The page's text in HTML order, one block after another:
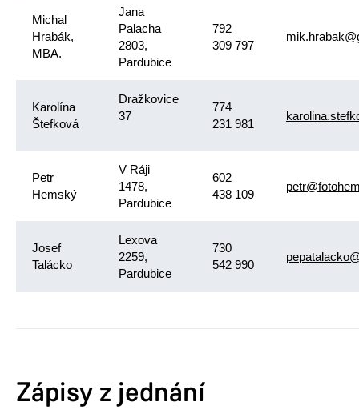
Michal
Hrabák,
MBA.
Jana
Palacha
2803,
Pardubice
792
309 797
Karolína
Štefková
Dražkovice
37
774
231 981
Petr
Hemský
V Ráji
1478,
Pardubice
602
438 109
Josef
Talácko
Lexova
2259,
Pardubice
730
542 990
Zápisy z jednání